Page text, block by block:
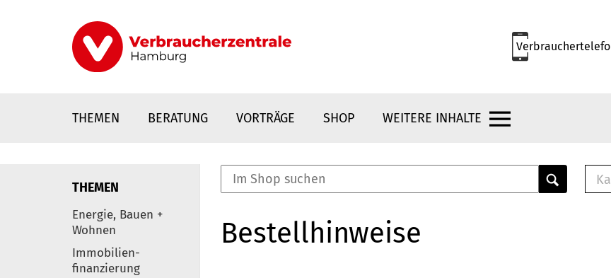
THEMEN BERATUNG VORTRÄGE SHOP WEITERE INHALTE
Elemente
THEMEN
Energie, Bauen +
Wohnen
Immobilien-
finanzierung
Bestellhinweise